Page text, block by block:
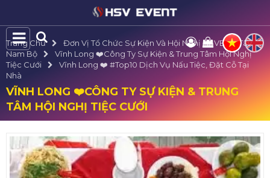
Trang Chủ
Đơn Vị Tổ Chức Sự Kiện Và Hội Nghị HSVE Tại Tây
Nam Bộ
Vĩnh Long ❤️️Công Ty Sự Kiện & Trung Tâm Hội Nghị
Tiệc Cưới
Vĩnh Long ❤️️ #top10 Dịch Vụ Nấu Tiệc, Đặt Cỗ Tại
Nhà
VĨNH LONG ❤️️CÔNG TY SỰ KIỆN & TRUNG
TÂM HỘI NGHỊ TIỆC CƯỚI